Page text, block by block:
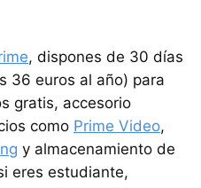
, dispones de 30 días
36 euros al año) para
gratis, accesorio
como Prime Video,
y almacenamiento de
eres estudiante,